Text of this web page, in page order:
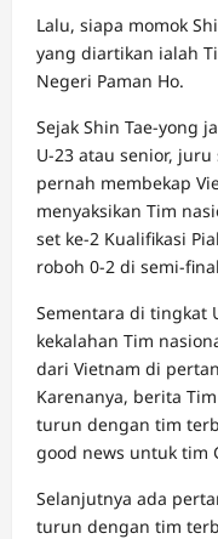
Lalu, siapa momok
yang diartikan ialah
Negeri Paman Ho.
Sejak Shin Tae-yong
U-23 atau senior,
pernah membekap
menyaksikan Tim
set ke-2 Kualifikasi
roboh 0-2 di semi-
Sementara di tingkat
kekalahan Tim
dari Vietnam di
Karenanya, berita
turun dengan tim
good news untuk tim
Selanjutnya ada
turun dengan tim